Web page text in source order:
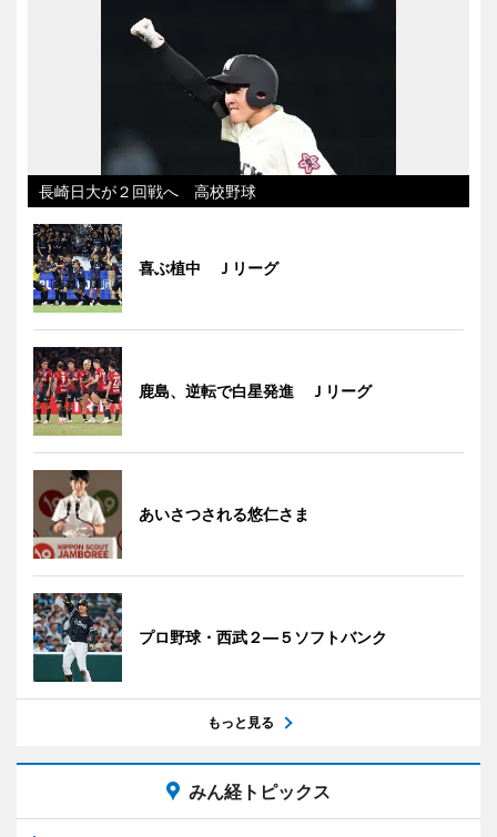
長崎日大が２回戦へ 高校野球
喜ぶ植中 Ｊリーグ
鹿島、逆転で白星発進 Ｊリーグ
あいさつされる悠仁さま
プロ野球・西武２―５ソフトバンク
もっと見る
みん経トピックス